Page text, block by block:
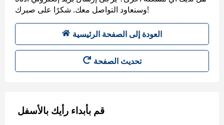
وسنعاود التواصل معك. شكرًا على صبرك!
العودة إلى الصفحة الرئيسية
تحديث الصفحة
قم بأبداء رأيك بالأسفل